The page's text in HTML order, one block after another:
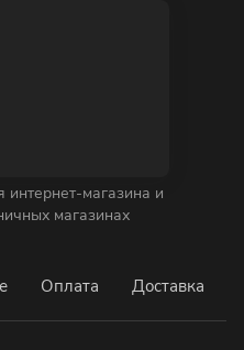
интернет-магазина и
магазинах
Оплата Доставка